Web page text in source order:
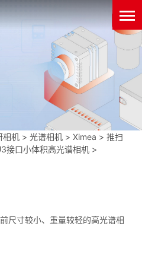
相机 >光谱相机 >Ximea >推扫
接口小体积高光谱相机 >
尺寸较小、重量较轻的高光谱相